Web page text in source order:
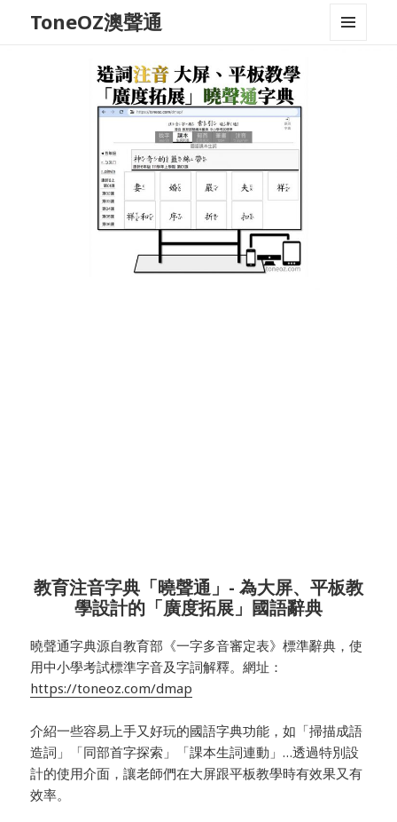
ToneOZ澳聲通
教育注音字典「曉聲通」- 為大屏、平板教
學設計的「廣度拓展」國語辭典
曉聲通字典源自教育部《一字多音審定表》標準辭典，使
用中小學考試標準字音及字詞解釋。網址：
https://toneoz.com/dmap
介紹一些容易上手又好玩的國語字典功能，如「掃描成語
造詞」「同部首字探索」「課本生詞連動」…透過特別設
計的使用介面，讓老師們在大屏跟平板教學時有效果又有
效率。